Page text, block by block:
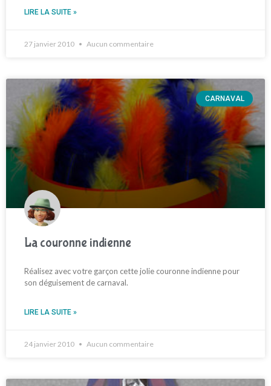
LIRE LA SUITE »
27 janvier 2010 Aucun commentaire
CARNAVAL
La couronne indienne
Réalisez avec votre garçon cette jolie couronne indienne pour
son déguisement de carnaval.
LIRE LA SUITE »
24 janvier 2010 Aucun commentaire